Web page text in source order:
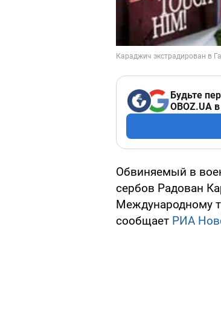
Будьте
OBOZ.UA
Обвиняемый в
сербов Радован
Международному
сообщает РИА